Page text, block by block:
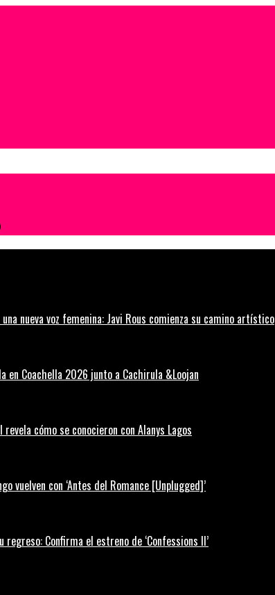
nueva voz femenina: Javi Rous comienza su camino artístico
en Coachella 2026 junto a Cachirula &Loojan
revela cómo se conocieron con Alanys Lagos
vuelven con ‘Antes del Romance [Unplugged]’
regreso: Confirma el estreno de ‘Confessions II’